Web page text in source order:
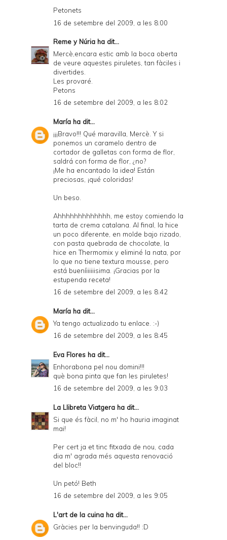
Petonets
16 de setembre del 2009, a les 8:00
Reme y Núria ha dit...
Mercè,encara estic amb la boca oberta
de veure aquestes piruletes, tan fàciles i
divertides.
Les provaré.
Petons
16 de setembre del 2009, a les 8:02
María ha dit...
¡¡¡Bravo!!! Qué maravilla, Mercè. Y si
ponemos un caramelo dentro de
cortador de galletas con forma de flor,
saldrá con forma de flor, ¿no?
¡Me ha encantado la idea! Están
preciosas, ¡qué coloridas!
Un beso.
Ahhhhhhhhhhhhh, me estoy comiendo la
tarta de crema catalana. Al final, la hice
un poco diferente, en molde bajo rizado,
con pasta quebrada de chocolate, la
hice en Thermomix y eliminé la nata, por
lo que no tiene textura mousse, pero
está bueníiiiiiisima. ¡Gracias por la
estupenda receta!
16 de setembre del 2009, a les 8:42
María ha dit...
Ya tengo actualizado tu enlace. :-)
16 de setembre del 2009, a les 8:45
Eva Flores ha dit...
Enhorabona pel nou domini!!!
què bona pinta que fan les piruletes!
16 de setembre del 2009, a les 9:03
La Llibreta Viatgera ha dit...
Si que és fàcil, no m' ho hauria imaginat
mai!
Per cert ja et tinc fitxada de nou, cada
dia m' agrada més aquesta renovació
del bloc!!
Un petó! Beth
16 de setembre del 2009, a les 9:05
L'art de la cuina ha dit...
Gràcies per la benvinguda!! :D